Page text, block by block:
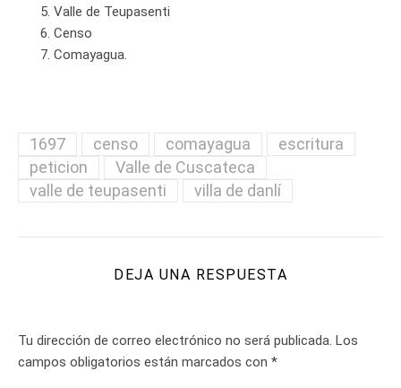
Valle de Teupasenti
Censo
Comayagua.
1697 censo comayagua
escritura
peticion
Valle de Cuscateca
valle de teupasenti
villa de danlí
DEJA UNA RESPUESTA
Tu dirección de correo electrónico no será publicada. Los
campos obligatorios están marcados con *